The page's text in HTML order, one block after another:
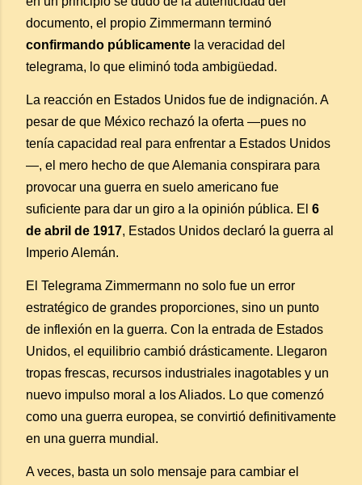
documento, el propio Zimmermann terminó
confirmando públicamente la veracidad del
telegrama, lo que eliminó toda ambigüedad.
La reacción en Estados Unidos fue de indignación. A
pesar de que México rechazó la oferta —pues no
tenía capacidad real para enfrentar a Estados Unidos
—, el mero hecho de que Alemania conspirara para
provocar una guerra en suelo americano fue
suficiente para dar un giro a la opinión pública. El 6
de abril de 1917, Estados Unidos declaró la guerra al
Imperio Alemán.
El Telegrama Zimmermann no solo fue un error
estratégico de grandes proporciones, sino un punto
de inflexión en la guerra. Con la entrada de Estados
Unidos, el equilibrio cambió drásticamente. Llegaron
tropas frescas, recursos industriales inagotables y un
nuevo impulso moral a los Aliados. Lo que comenzó
como una guerra europea, se convirtió definitivamente
en una guerra mundial.
A veces, basta un solo mensaje para cambiar el